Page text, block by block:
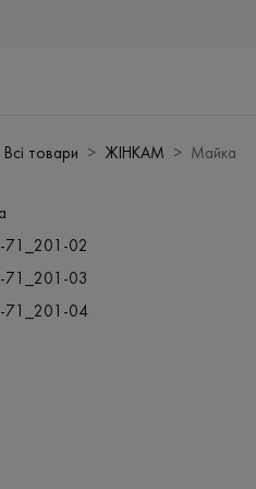
Всі товари ЖІНКАМ Майка